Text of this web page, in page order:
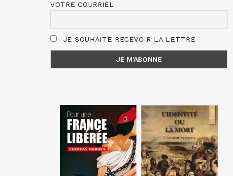
VOTRE COURRIEL
JE SOUHAITE RECEVOIR LA LETTRE